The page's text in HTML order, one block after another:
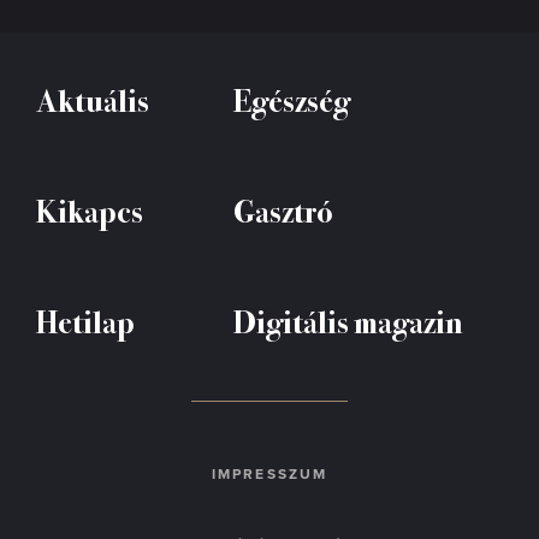
Aktuális Egészség
Kikapcs Gasztró
Hetilap Digitális magazin
IMPRESSZUM